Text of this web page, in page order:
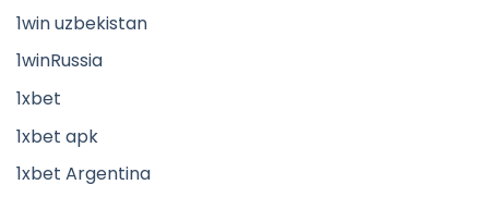
1win uzbekistan
1winRussia
1xbet
1xbet apk
1xbet Argentina